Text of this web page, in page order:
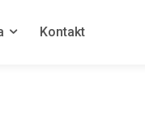
Kontakt